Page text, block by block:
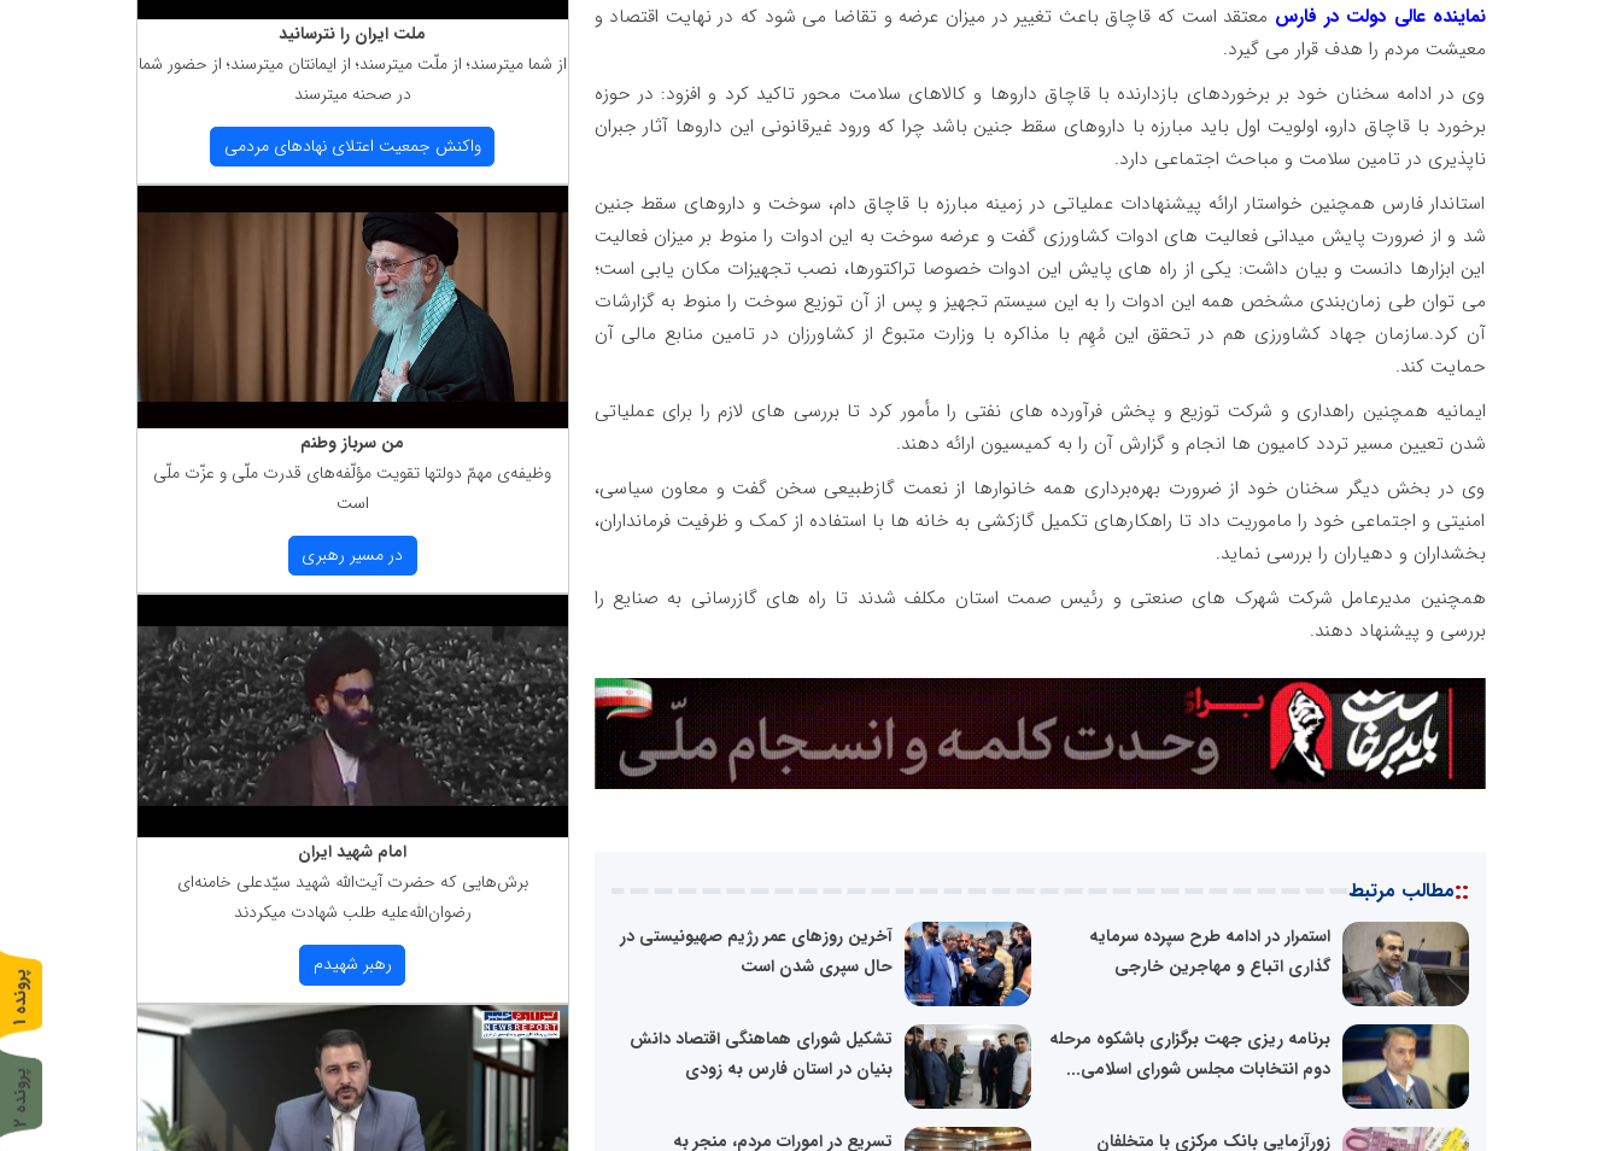
نماینده عالی دولت در فارس معتقد است که قاچاق باعث تغییر در میزان عرضه و تقاضا می شود که در نهایت اقتصاد و
معیشت مردم را هدف قرار می گیرد.
وی در ادامه سخنان خود بر برخوردهای بازدارنده با قاچاق داروها و کالاهای سلامت محور تاکید کرد و افزود: در حوزه
برخورد با قاچاق دارو، اولویت اول باید مبارزه با داروهای سقط جنین باشد چرا که ورود غیرقانونی این داروها آثار جبران
ناپذیری در تامین سلامت و مباحث اجتماعی دارد.
استاندار فارس همچنین خواستار ارائه پیشنهادات عملیاتی در زمینه مبارزه با قاچاق دام، سوخت و داروهای سقط جنین
شد و از ضرورت پایش میدانی فعالیت های ادوات کشاورزی گفت و عرضه سوخت به این ادوات را منوط بر میزان فعالیت
این ابزارها دانست و بیان داشت: یکی از راه های پایش این ادوات خصوصا تراکتورها، نصب تجهیزات مکان یابی است؛
می توان طی زمان‌بندی مشخص همه این ادوات را به این سیستم تجهیز و پس از آن توزیع سوخت را منوط به گزارشات
آن کرد.سازمان جهاد کشاورزی هم در تحقق این مُهِم با مذاکره با وزارت متبوع از کشاورزان در تامین منابع مالی آن
حمایت کند.
ایمانیه همچنین راهداری و شرکت توزیع و پخش فرآورده های نفتی را مأمور کرد تا بررسی های لازم را برای عملیاتی
شدن تعیین مسیر تردد کامیون ها انجام و گزارش آن را به کمیسیون ارائه دهند.
وی در بخش دیگر سخنان خود از ضرورت بهره‌برداری همه خانوارها از نعمت گازطبیعی سخن گفت و معاون سیاسی،
امنیتی و اجتماعی خود را ماموریت داد تا راهکارهای تکمیل گازکشی به خانه ها با استفاده از کمک و ظرفیت فرمانداران،
بخشداران و دهیاران را بررسی نماید.
همچنین مدیرعامل شرکت شهرک های صنعتی و رئیس صمت استان مکلف شدند تا راه های گازرسانی به صنایع را
بررسی و پیشنهاد دهند.
::مطالب مرتبط
استمرار در ادامه طرح سپرده سرمایه
گذاری اتباع و مهاجرین خارجی
آخرین روزهای عمر رژیم صهیونیستی در
حال سپری شدن است
برنامه ریزی جهت برگزاری باشکوه مرحله
دوم انتخابات مجلس شورای اسلامی...
تشکیل شورای هماهنگی اقتصاد دانش
بنیان در استان فارس به زودی
زورآزمایی بانک مرکزی با متخلفان
تسریع در امورات مردم، منجر به
ملت ایران را نترسانید
از شما میترسند؛ از ملّت میترسند؛ از ایمانتان میترسند؛ از حضور شما
در صحنه میترسند
واكنش جمعیت اعتلای نهادهای مردمی
من سرباز وطنم
وظیفه‌ی مهمّ دولتها تقویت مؤلّفه‌های قدرت ملّی و عزّت ملّی
است
در مسیر رهبری
امام شهید ایران
برش‌هایی كه حضرت آیت‌الله شهید سیّدعلی خامنه‌ای
رضوان‌الله‌علیه طلب شهادت میكردند
رهبر شهیدم
پ
ر
و
ن
د
ه
1
پ
ر
و
ن
د
ه
2